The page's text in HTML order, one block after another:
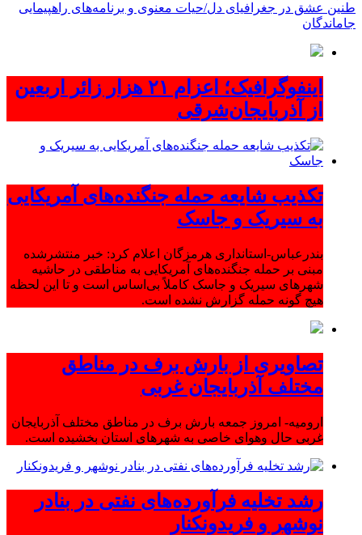
طنین عشق در جغرافیای دل/حیات معنوی و برنامه‌های راهپیمایی
جاماندگان
اینفوگرافیک؛ اعزام ۲۱ هزار زائر اربعین
از آذربایجان‌شرقی
تکذیب شایعه حمله جنگنده‌های آمریکایی
به سیریک و جاسک
بندرعباس-استانداری هرمزگان اعلام کرد: خبر منتشرشده
مبنی بر حمله جنگنده‌های آمریکایی به مناطقی در حاشیه
شهرهای سیریک و جاسک کاملاً بی‌اساس است و تا این لحظه
هیچ گونه حمله گزارش نشده است.
تصاویری از بارش برف در مناطق
مختلف آذربایجان غربی
ارومیه- امروز جمعه بارش برف در مناطق مختلف آذربایجان
غربی حال وهوای خاصی به شهرهای استان بخشیده است.
رشد تخلیه فرآورده‌های نفتی در بنادر
نوشهر و فریدونکنار